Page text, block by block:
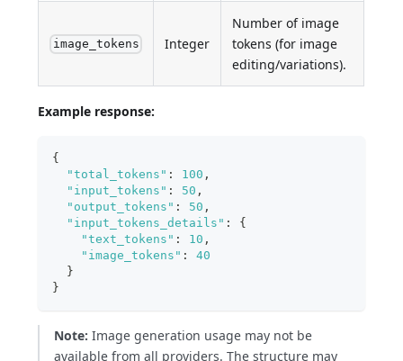
image_tokens Integer
Number of image
tokens (for image
editing/variations).
Example response:
{
"total_tokens" : 100 ,
"input_tokens" : 50 ,
"output_tokens" : 50 ,
"input_tokens_details" :
{
"text_tokens" : 10 ,
"image_tokens" :
40
}
}
Note: Image generation usage may not be
available from all providers. The structure may